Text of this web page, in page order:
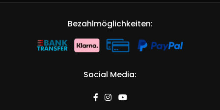
Bezahlmöglichkeiten:
Social Media: